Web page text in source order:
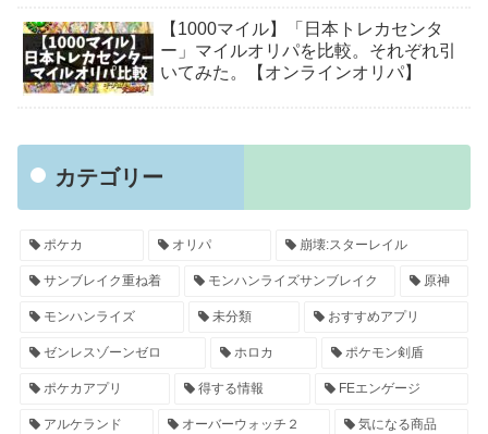
【1000マイル】「日本トレカセンタ
ー」マイルオリパを比較。それぞれ引
いてみた。【オンラインオリパ】
カテゴリー
ポケカ オリパ 崩壊:スターレイル
サンブレイク重ね着 モンハンライズサンブレイク 原神
モンハンライズ 未分類 おすすめアプリ
ゼンレスゾーンゼロ ホロカ ポケモン剣盾
ポケカアプリ 得する情報 FEエンゲージ
アルケランド オーバーウォッチ２ 気になる商品